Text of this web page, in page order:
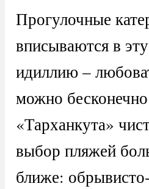
Прогулочные
вписываются в
идиллию –
можно
«Тарханкута»
выбор пляжей
ближе: